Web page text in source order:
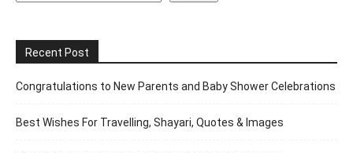
Recent Post
Congratulations to New Parents and Baby Shower Celebrations
Best Wishes For Travelling, Shayari, Quotes & Images